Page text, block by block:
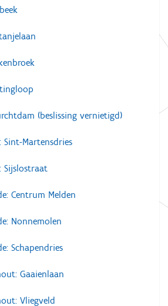
(beslissing vernietigd)
Sint-Martensdries
Sijslostraat
Centrum Melden
Nonnemolen
Schapendries
Gaaienlaan
Vliegveld